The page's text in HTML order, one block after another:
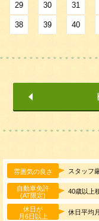
29 30 31
38 39 40
雰囲気の良さ スタッフ
自動車免許
(AT限定)
40歳以上
休日が
月6日以上
休日平均